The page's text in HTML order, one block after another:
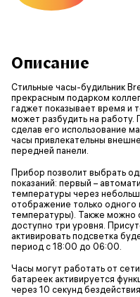
Описание
Стильные часы-будильник
прекрасным подарком
гаджет показывает время и
может разбудить на
сделав его использование
часы привлекательны
передней панели.
Прибор позволит выбрать
показаний: первый –
температуры через
отображение только одного
температуры). Также можно
доступно три уровня.
активировать подсветка
период с 18:00 до 06:00.
Часы могут работать от
батареек активируется
через 10 секунд